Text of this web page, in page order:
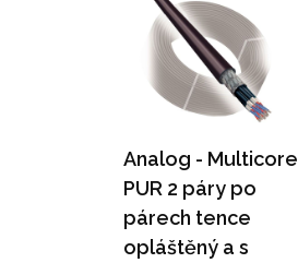
Analog - Multicore
PUR 2 páry po
párech tence
opláštěný a s